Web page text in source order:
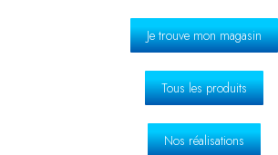
Je trouve mon magasin
Tous les produits
Nos réalisations